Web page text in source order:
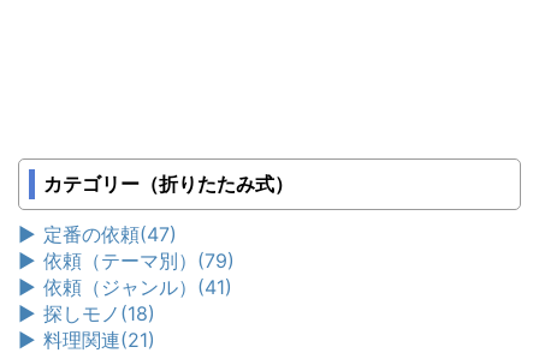
カテゴリー（折りたたみ式）
► 定番の依頼(47)
► 依頼（テーマ別） (79)
► 依頼（ジャンル） (41)
► 探しモノ (18)
► 料理関連(21)